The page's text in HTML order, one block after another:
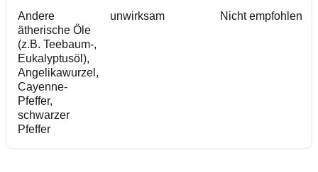
Andere
ätherische Öle
(z.B. Teebaum-,
Eukalyptusöl),
Angelikawurzel,
Cayenne-
Pfeffer,
schwarzer
Pfeffer
unwirksam Nicht empfohlen